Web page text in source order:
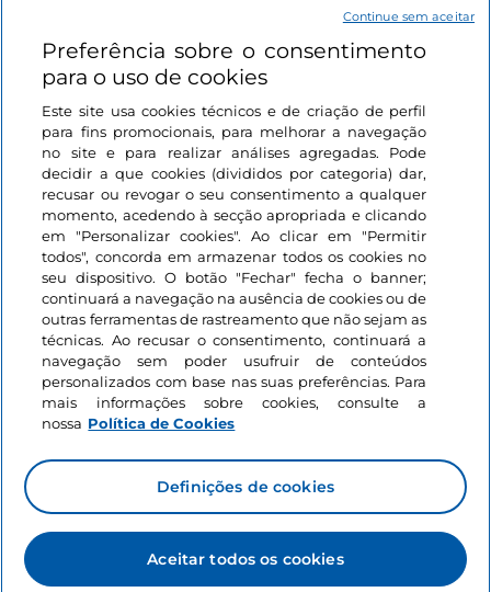
Ligações úteis
Iniciar sessão
Mantenha-se em contacto
Preferência sobre o consentimento
para o uso de cookies
Este site usa cookies técnicos e de criação de perfil
para fins promocionais, para melhorar a navegação
no site e para realizar análises agregadas. Pode
decidir a que cookies (divididos por categoria) dar,
recusar ou revogar o seu consentimento a qualquer
momento, acedendo à secção apropriada e clicando
em "Personalizar cookies". Ao clicar em "Permitir
todos", concorda em armazenar todos os cookies no
seu dispositivo. O botão "Fechar" fecha o banner;
continuará a navegação na ausência de cookies ou de
outras ferramentas de rastreamento que não sejam as
técnicas. Ao recusar o consentimento, continuará a
navegação sem poder usufruir de conteúdos
personalizados com base nas suas preferências. Para
mais informações sobre cookies, consulte a
nossa Política de Cookies
Definições de cookies
Aceitar todos os cookies
Continue sem aceitar